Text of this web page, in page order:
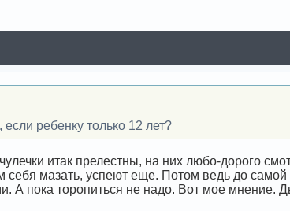
ребенку только 12 лет?
итак прелестны, на них любо-дорого
себя мазать, успеют еще. Потом ведь до
А пока торопиться не надо. Вот мое мнение.